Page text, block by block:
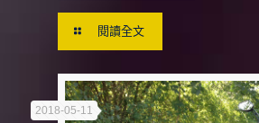
閱讀全文
2018-05-11